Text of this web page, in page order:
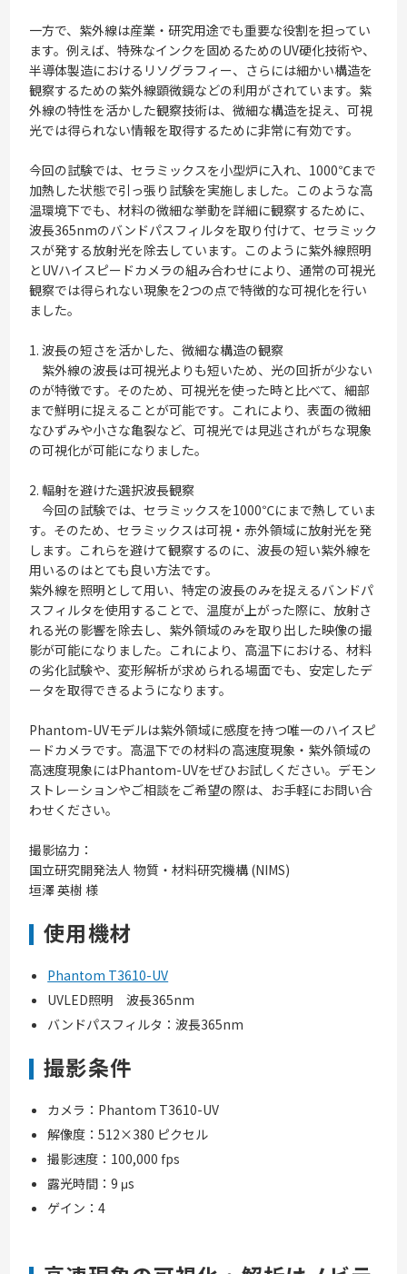
一方で、紫外線は産業・研究用途でも重要な役割を担ってい
ます。例えば、特殊なインクを固めるためのUV硬化技術や、
半導体製造におけるリソグラフィー、さらには細かい構造を
観察するための紫外線顕微鏡などの利用がされています。紫
外線の特性を活かした観察技術は、微細な構造を捉え、可視
光では得られない情報を取得するために非常に有効です。
今回の試験では、セラミックスを小型炉に入れ、1000℃まで
加熱した状態で引っ張り試験を実施しました。このような高
温環境下でも、材料の微細な挙動を詳細に観察するために、
波長365nmのバンドパスフィルタを取り付けて、セラミック
スが発する放射光を除去しています。このように紫外線照明
とUVハイスピードカメラの組み合わせにより、通常の可視光
観察では得られない現象を2つの点で特徴的な可視化を行い
ました。
1. 波長の短さを活かした、微細な構造の観察
紫外線の波長は可視光よりも短いため、光の回折が少ない
のが特徴です。そのため、可視光を使った時と比べて、細部
まで鮮明に捉えることが可能です。これにより、表面の微細
なひずみや小さな亀裂など、可視光では見逃されがちな現象
の可視化が可能になりました。
2. 輻射を避けた選択波長観察
今回の試験では、セラミックスを1000℃にまで熱していま
す。そのため、セラミックスは可視・赤外領域に放射光を発
します。これらを避けて観察するのに、波長の短い紫外線を
用いるのはとても良い方法です。
紫外線を照明として用い、特定の波長のみを捉えるバンドパ
スフィルタを使用することで、温度が上がった際に、放射さ
れる光の影響を除去し、紫外領域のみを取り出した映像の撮
影が可能になりました。これにより、高温下における、材料
の劣化試験や、変形解析が求められる場面でも、安定したデ
ータを取得できるようになります。
Phantom-UVモデルは紫外領域に感度を持つ唯一のハイスピ
ードカメラです。高温下での材料の高速度現象・紫外領域の
高速度現象にはPhantom-UVをぜひお試しください。デモン
ストレーションやご相談をご希望の際は、お手軽にお問い合
わせください。
撮影協力：
国立研究開発法人 物質・材料研究機構 (NIMS)
垣澤 英樹 様
使用機材
Phantom T3610-UV
UVLED照明 波長365nm
バンドパスフィルタ：波長365nm
撮影条件
カメラ：Phantom T3610-UV
解像度：512×380 ピクセル
撮影速度：100,000 fps
露光時間：9 μs
ゲイン：4